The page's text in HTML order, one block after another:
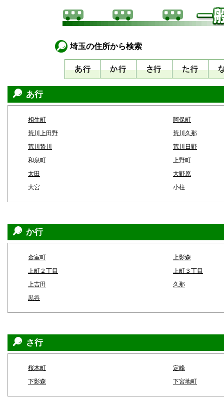
埼玉の住所から検索
あ行
相生町
阿保町
荒川上田野
荒川久那
荒川贄川
荒川日野
和泉町
上野町
太田
大野原
大宮
小柱
か行
金室町
上影森
上町２丁目
上町３丁目
上吉田
久那
黒谷
さ行
桜木町
定峰
下影森
下宮地町